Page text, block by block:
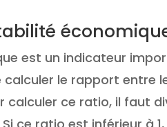
est un indicateur
calculer le rapport entre
calculer ce ratio, il faut